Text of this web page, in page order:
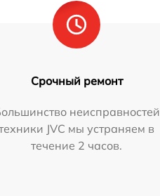
Срочный ремонт
неисправностей
JVC мы устраняем в
течение 2 часов.